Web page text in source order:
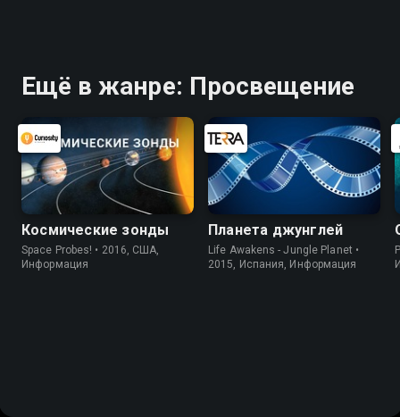
Ещё в жанре: Просвещение
Космические зонды
Space Probes! • 2016, США,
Информация
Планета джунглей
Life Awakens - Jungle Planet •
2015, Испания, Информация